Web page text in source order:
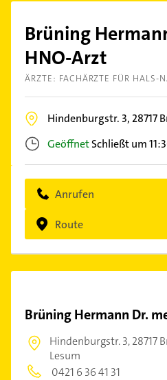
Brüning
HNO-Arzt
ÄRZTE: FACHÄRZTE FÜR HALS-
Hindenburgstr. 3, 28717
GeöffnetSchließt um
Anrufen
Route
Brüning Hermann Dr.
Hindenburgstr. 3,28717
Lesum
0421 6 36 41 31